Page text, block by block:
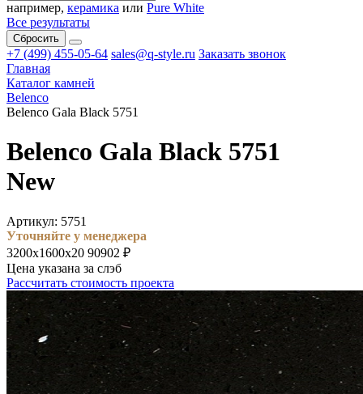
например, керамика или Pure White
Все результаты
Сбросить
+7 (499) 455-05-64 sales@q-style.ru Заказать звонок
Главная
Каталог камней
Belenco
Belenco Gala Black 5751
Belenco Gala Black 5751
New
Артикул: 5751
Уточняйте у менеджера
3200х1600х20 90902 ₽
Цена указана за слэб
Рассчитать стоимость проекта